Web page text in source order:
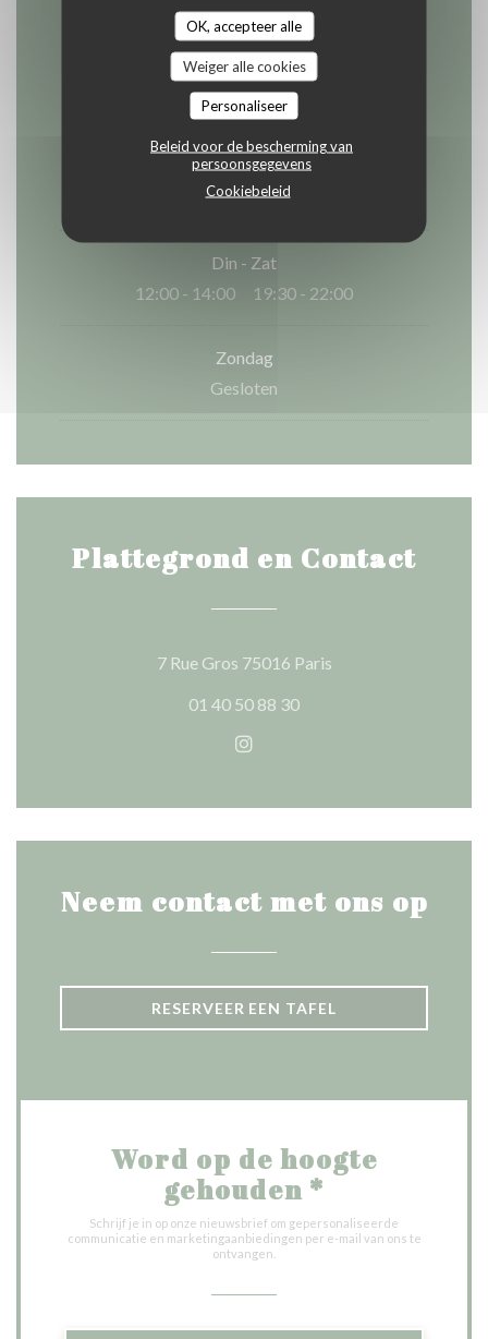
OK, accepteer alle
Weiger alle cookies
Personaliseer
Beleid voor de bescherming van
persoonsgegevens
Cookiebeleid
Openingstijden
Maandag
Gesloten
Din - Zat
12:00 - 14:00
19:30 - 22:00
Zondag
Gesloten
Plattegrond en Contact
7 Rue Gros 75016 Paris((opent in een nieuw
01 40 50 88 30
Instagram ((opent in een
Neem contact met ons op
RESERVEER EEN TAFEL
Word op de hoogte
gehouden *
Schrijf je in op onze nieuwsbrief om gepersonaliseerde
communicatie en marketingaanbiedingen per e-mail van ons te
ontvangen.